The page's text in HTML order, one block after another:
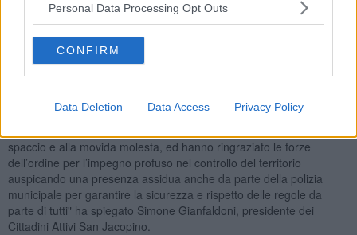
Personal Data Processing Opt Outs
CONFIRM
Data Deletion Data Access Privacy Policy
Giorgetti che ha ricevuto richieste sul ripristino della linea 57 Ataf
eliminata dal transito in San Jacopino insieme alla linea 22 ed il
contestuale arrivo della linea T2 del tram che avrebbe prodotto "un
impoverimento inevitabile dei transiti veicolari e presenze in piazza
San Jacopino". Al tavolo dei relatori anche Massimo Milli autista
Nell’incontro moderato dalla giornalista Patrizia Menghini i cittadini
spaccio e alla movida molesta, ed hanno ringraziato le forze
dell’ordine per l’impegno profuso nel controllo del territorio
auspicando una presenza assidua anche da parte della polizia
municipale per garantire la sicurezza e rispetto delle regole da
parte di tutti" ha spiegato Simone Gianfaldoni, presidente dei
Cittadini Attivi San Jacopino.